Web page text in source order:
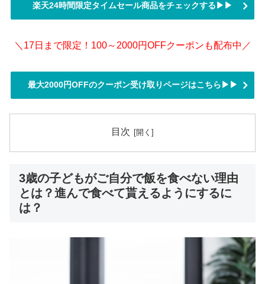
楽天24時間限定タイムセール商品をチェックする▶▶
＼17日まで限定！100～2000円OFFクーポンも配布中／
最大2000円OFFのクーポン受け取りページはこちら▶▶
目次
3歳の子どもがご自分で飯を食べない理由
とは？進んで食べて貰えるようにするに
は？